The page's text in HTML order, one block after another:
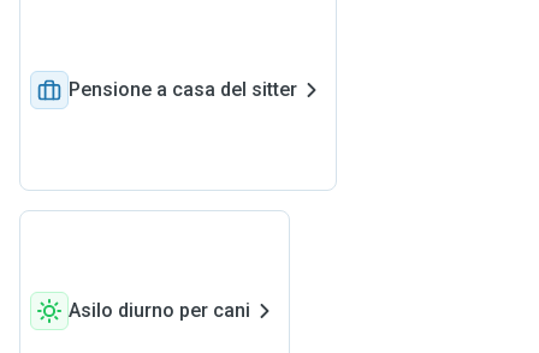
Pensione a casa del sitter
Asilo diurno per cani